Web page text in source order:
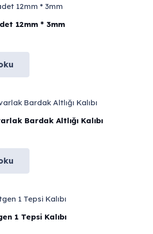
12mm * 3mm
Bardak Altlığı Kalıbı
1 Tepsi Kalıbı